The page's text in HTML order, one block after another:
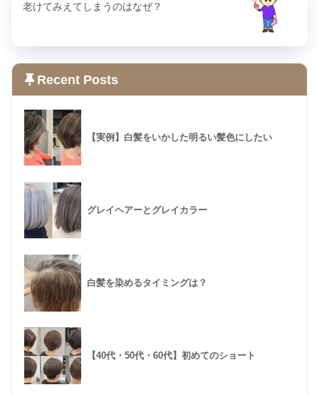
老けてみえてしまうのはなぜ？
Recent Posts
【実例】白髪をいかした明るい髪色にしたい
グレイヘアーとグレイカラー
白髪を染めるタイミングは？
【40代・50代・60代】初めてのショート